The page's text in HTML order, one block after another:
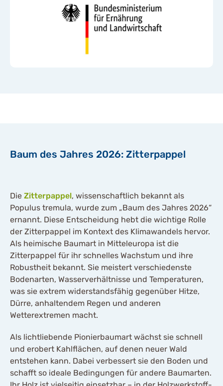
Baum des Jahres 2026: Zitterpappel
Die Zitterpappel, wissenschaftlich bekannt als
Populus tremula, wurde zum „Baum des Jahres 2026“
ernannt. Diese Entscheidung hebt die wichtige Rolle
der Zitterpappel im Kontext des Klimawandels hervor.
Als heimische Baumart in Mitteleuropa ist die
Zitterpappel für ihr schnelles Wachstum und ihre
Robustheit bekannt. Sie meistert verschiedenste
Bodenarten, Wasserverhältnisse und Temperaturen,
was sie extrem widerstandsfähig gegenüber Hitze,
Dürre, anhaltendem Regen und anderen
Wetterextremen macht.
Als lichtliebende Pionierbaumart wächst sie schnell
und erobert Kahlflächen, auf denen neuer Wald
entstehen kann. Dabei verbessert sie den Boden und
schafft so ideale Bedingungen für andere Baumarten.